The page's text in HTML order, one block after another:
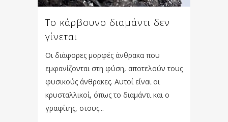
Το κάρβουνο διαμάντι δεν
γίνεται
Oι διάφορες μορφές άνθρακα που
εμφανίζονται στη φύση, αποτελούν τους
φυσικούς άνθρακες. Αυτοί είναι οι
κρυσταλλικοί, όπως το διαμάντι και ο
γραφίτης, στους...